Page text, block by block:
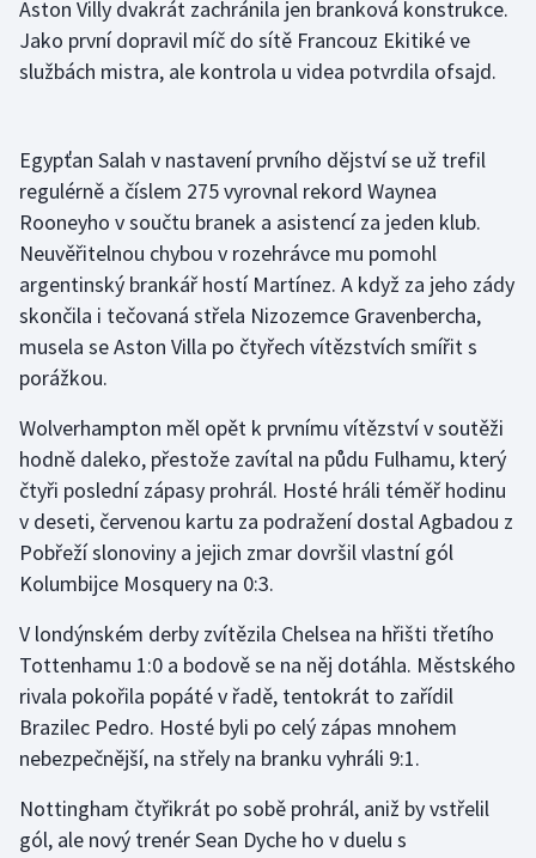
Judo
Krasobruslení
Lyže a snowboard
Moderní pětiboj
Motorsport
Olympijské hry
Parasport
Plavání
Plážový volejbal
Ragby
Rychlobruslení
Rychlostní kanoistika
Short track
Sportovní střelba
Aston Villy dvakrát zachránila jen branková konstrukce.
Jako první dopravil míč do sítě Francouz Ekitiké ve
službách mistra, ale kontrola u videa potvrdila ofsajd.
Egypťan Salah v nastavení prvního dějství se už trefil
regulérně a číslem 275 vyrovnal rekord Waynea
Rooneyho v součtu branek a asistencí za jeden klub.
Neuvěřitelnou chybou v rozehrávce mu pomohl
argentinský brankář hostí Martínez. A když za jeho zády
skončila i tečovaná střela Nizozemce Gravenbercha,
musela se Aston Villa po čtyřech vítězstvích smířit s
porážkou.
Wolverhampton měl opět k prvnímu vítězství v soutěži
hodně daleko, přestože zavítal na půdu Fulhamu, který
čtyři poslední zápasy prohrál. Hosté hráli téměř hodinu
v deseti, červenou kartu za podražení dostal Agbadou z
Pobřeží slonoviny a jejich zmar dovršil vlastní gól
Kolumbijce Mosquery na 0:3.
V londýnském derby zvítězila Chelsea na hřišti třetího
Tottenhamu 1:0 a bodově se na něj dotáhla. Městského
rivala pokořila popáté v řadě, tentokrát to zařídil
Brazilec Pedro. Hosté byli po celý zápas mnohem
nebezpečnější, na střely na branku vyhráli 9:1.
Nottingham čtyřikrát po sobě prohrál, aniž by vstřelil
gól, ale nový trenér Sean Dyche ho v duelu s